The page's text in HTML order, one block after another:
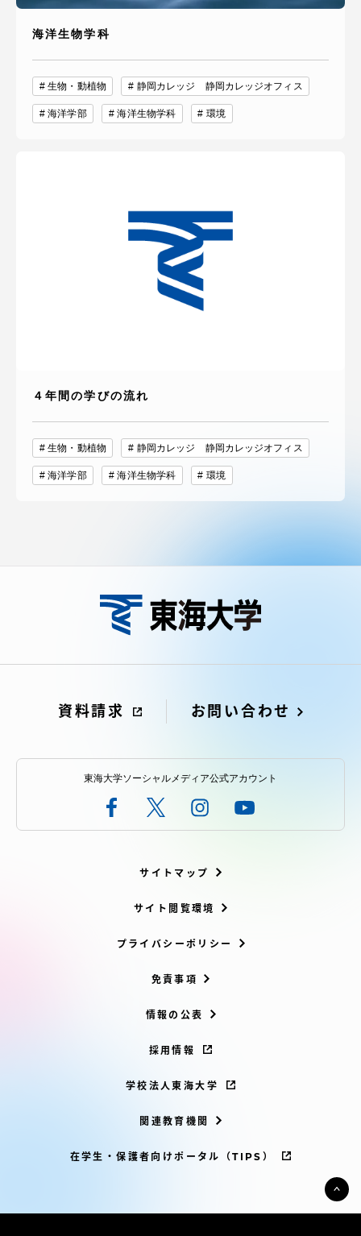
海洋生物学科
生物・動植物 静岡カレッジ 静岡カレッジオフィス
海洋学部 海洋生物学科 環境
４年間の学びの流れ
生物・動植物 静岡カレッジ 静岡カレッジオフィス
海洋学部 海洋生物学科 環境
資料請求 お問い合わせ
東海大学ソーシャルメディア公式アカウント
サイトマップ
サイト閲覧環境
プライバシーポリシー
免責事項
情報の公表
採用情報
学校法人東海大学
関連教育機関
在学生・保護者向けポータル（TIPS）